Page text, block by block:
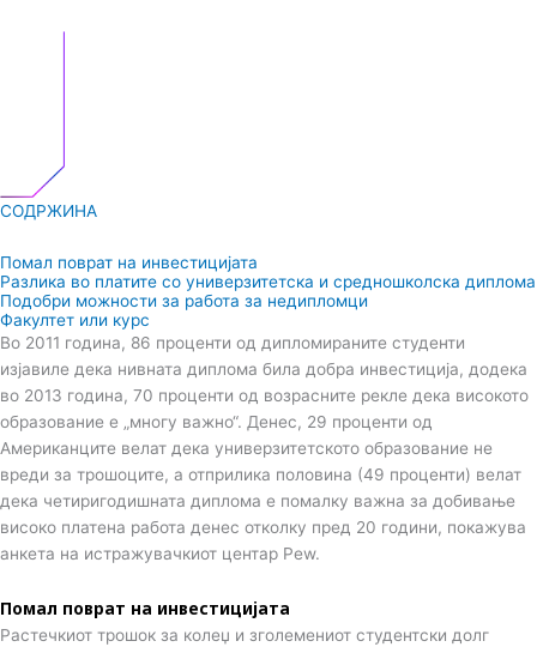
СОДРЖИНА
Помал поврат на инвестицијата
Разлика во платите со универзитетска и средношколска диплома
Подобри можности за работа за недипломци
Факултет или курс
Во 2011 година, 86 проценти од дипломираните студенти
изјавиле дека нивната диплома била добра инвестиција, додека
во 2013 година, 70 проценти од возрасните рекле дека високото
образование е „многу важно“. Денес, 29 проценти од
Американците велат дека универзитетското образование не
вреди за трошоците, а отприлика половина (49 проценти) велат
дека четиригодишната диплома е помалку важна за добивање
високо платена работа денес отколку пред 20 години, покажува
анкета на истражувачкиот центар Pew.
Помал поврат на инвестицијата
Растечкиот трошок за колеџ и зголемениот студентски долг